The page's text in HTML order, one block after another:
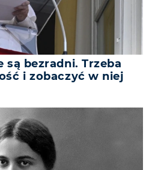
bezradni. Trzeba
i zobaczyć w niej